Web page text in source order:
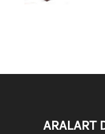
ARALART